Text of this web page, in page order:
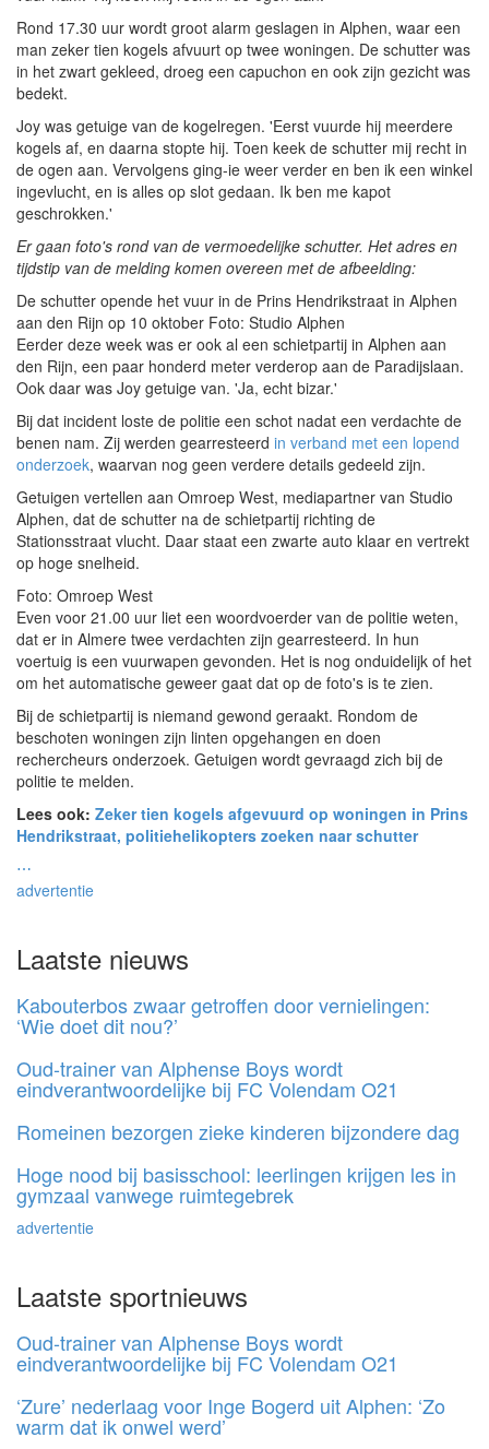
Rond 17.30 uur wordt groot alarm geslagen in Alphen, waar een
man zeker tien kogels afvuurt op twee woningen. De schutter was
in het zwart gekleed, droeg een capuchon en ook zijn gezicht was
bedekt.
Joy was getuige van de kogelregen. 'Eerst vuurde hij meerdere
kogels af, en daarna stopte hij. Toen keek de schutter mij recht in
de ogen aan. Vervolgens ging-ie weer verder en ben ik een winkel
ingevlucht, en is alles op slot gedaan. Ik ben me kapot
geschrokken.'
Er gaan foto's rond van de vermoedelijke schutter. Het adres en
tijdstip van de melding komen overeen met de afbeelding:
De schutter opende het vuur in de Prins Hendrikstraat in Alphen
aan den Rijn op 10 oktober Foto: Studio Alphen
Eerder deze week was er ook al een schietpartij in Alphen aan
den Rijn, een paar honderd meter verderop aan de Paradijslaan.
Ook daar was Joy getuige van. 'Ja, echt bizar.'
Bij dat incident loste de politie een schot nadat een verdachte de
benen nam. Zij werden gearresteerd in verband met een lopend
onderzoek, waarvan nog geen verdere details gedeeld zijn.
Getuigen vertellen aan Omroep West, mediapartner van Studio
Alphen, dat de schutter na de schietpartij richting de
Stationsstraat vlucht. Daar staat een zwarte auto klaar en vertrekt
op hoge snelheid.
Foto: Omroep West
Even voor 21.00 uur liet een woordvoerder van de politie weten,
dat er in Almere twee verdachten zijn gearresteerd. In hun
voertuig is een vuurwapen gevonden. Het is nog onduidelijk of het
om het automatische geweer gaat dat op de foto's is te zien.
Bij de schietpartij is niemand gewond geraakt. Rondom de
beschoten woningen zijn linten opgehangen en doen
rechercheurs onderzoek. Getuigen wordt gevraagd zich bij de
politie te melden.
Lees ook: Zeker tien kogels afgevuurd op woningen in Prins
Hendrikstraat, politiehelikopters zoeken naar schutter
⋯
advertentie
Laatste nieuws
Kabouterbos zwaar getroffen door vernielingen:
‘Wie doet dit nou?’
Oud-trainer van Alphense Boys wordt
eindverantwoordelijke bij FC Volendam O21
Romeinen bezorgen zieke kinderen bijzondere dag
Hoge nood bij basisschool: leerlingen krijgen les in
gymzaal vanwege ruimtegebrek
advertentie
Laatste sportnieuws
Oud-trainer van Alphense Boys wordt
eindverantwoordelijke bij FC Volendam O21
‘Zure’ nederlaag voor Inge Bogerd uit Alphen: ‘Zo
warm dat ik onwel werd’